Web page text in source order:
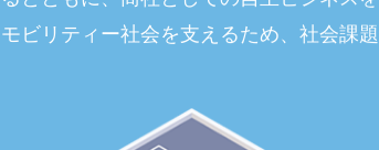
モビリティー社会を支えるため、社会課